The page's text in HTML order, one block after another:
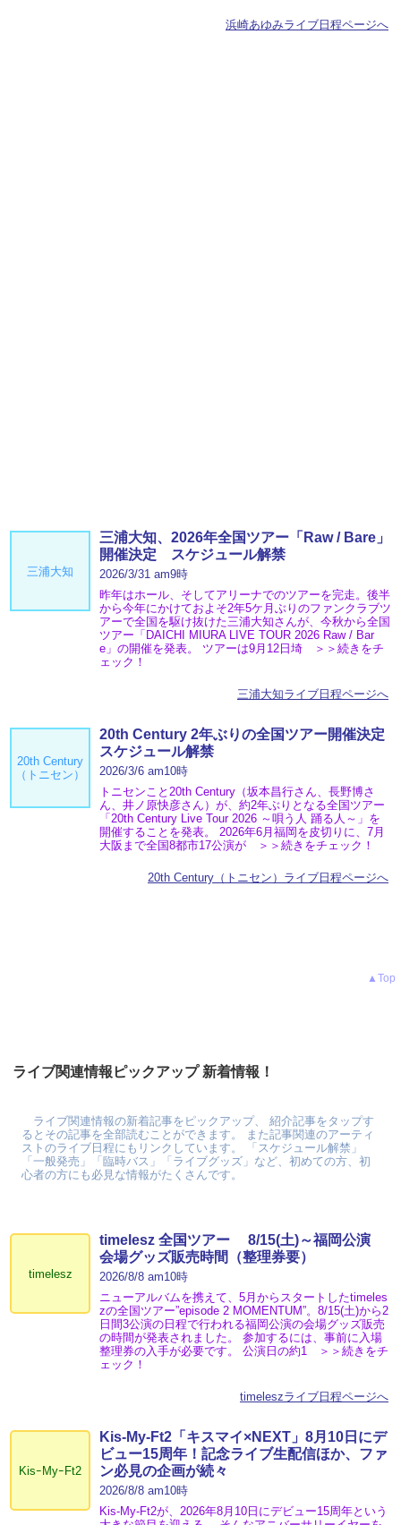
浜崎あゆみライブ日程ページへ
三浦大知
三浦大知、2026年全国ツアー「Raw / Bare」
開催決定 スケジュール解禁
2026/3/31 am9時
昨年はホール、そしてアリーナでのツアーを完走。後半
から今年にかけておよそ2年5ケ月ぶりのファンクラブツ
アーで全国を駆け抜けた三浦大知さんが、今秋から全国
ツアー「DAICHI MIURA LIVE TOUR 2026 Raw / Bar
e」の開催を発表。 ツアーは9月12日埼 ＞＞続きをチ
ェック！
三浦大知ライブ日程ページへ
20th Century
（トニセン）
20th Century 2年ぶりの全国ツアー開催決定
スケジュール解禁
2026/3/6 am10時
トニセンこと20th Century（坂本昌行さん、長野博さ
ん、井ノ原快彦さん）が、約2年ぶりとなる全国ツアー
「20th Century Live Tour 2026 ～唄う人 踊る人～」を
開催することを発表。 2026年6月福岡を皮切りに、7月
大阪まで全国8都市17公演が ＞＞続きをチェック！
20th Century（トニセン）ライブ日程ページへ
▲Top
ライブ関連情報ピックアップ 新着情報！
ライブ関連情報の新着記事をピックアップ、 紹介記事をタップす
るとその記事を全部読むことができます。 また記事関連のアーティ
ストのライブ日程にもリンクしています。 「スケジュール解禁」
「一般発売」「臨時バス」「ライブグッズ」など、初めての方、初
心者の方にも必見な情報がたくさんです。
timelesz
timelesz 全国ツアー 8/15(土)～福岡公演
会場グッズ販売時間（整理券要）
2026/8/8 am10時
ニューアルバムを携えて、5月からスタートしたtimeles
zの全国ツアー”episode 2 MOMENTUM”。8/15(土)から2
日間3公演の日程で行われる福岡公演の会場グッズ販売
の時間が発表されました。 参加するには、事前に入場
整理券の入手が必要です。 公演日の約1 ＞＞続きをチ
ェック！
timeleszライブ日程ページへ
KisｰMyｰFt2
Kis-My-Ft2「キスマイ×NEXT」8月10日にデ
ビュー15周年！記念ライブ生配信ほか、ファ
ン必見の企画が続々
2026/8/8 am10時
Kis-My-Ft2が、2026年8月10日にデビュー15周年という